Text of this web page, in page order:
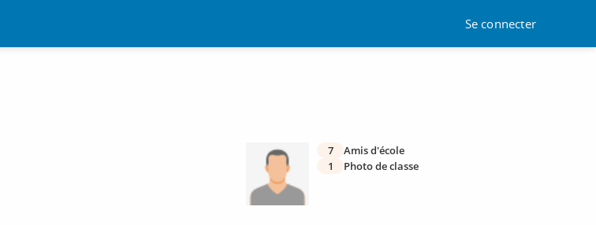
Se connecter
7
Amis d'école
1
Photo de classe